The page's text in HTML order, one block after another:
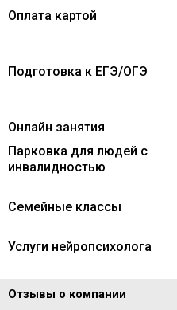
Оплата картой
Подготовка к ЕГЭ/ОГЭ
Онлайн занятия
Парковка для людей с
инвалидностью
Семейные классы
Услуги нейропсихолога
Отзывы о компании